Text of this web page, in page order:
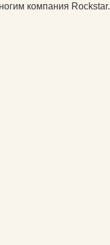
компания Rockstar.